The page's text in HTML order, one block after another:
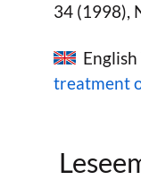
34 (1998),
treatment